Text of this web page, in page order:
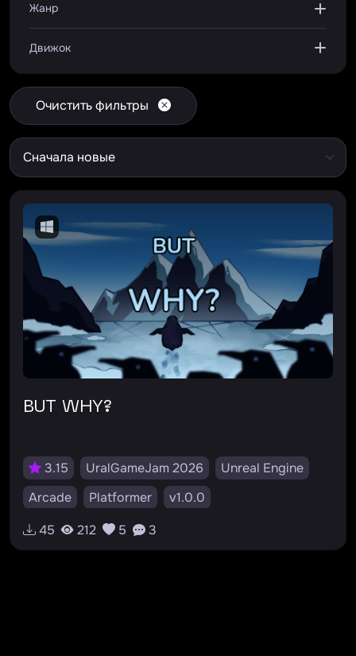
Жанр
Движок
Очистить фильтры
BUT WHY?
3.15 UralGameJam 2026
Unreal Engine
Arcade
Platformer
v1.0.0
45
212 5 3